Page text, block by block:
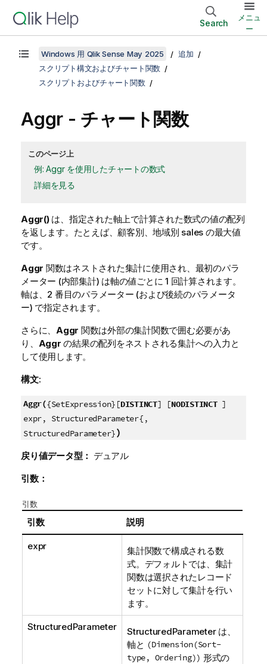
Search
メニュ
ー
Windows 用 Qlik Sense May 2025
追加
スクリプト構文およびチャート関数
スクリプトおよびチャート関数
Aggr - チャート関数
このページ上
例: Aggr を使用したチャートの数式
詳細を見る
Aggr()は、指定された軸上で計算された数式の値の配列
を返します。たとえば、顧客別、地域別 sales の最大値
です。
Aggr 関数はネストされた集計に使用され、最初のパラ
メーター (内部集計) は軸の値ごとに 1 回計算されます。
軸は、2 番目のパラメーター (および後続のパラメータ
ー) で指定されます。
さらに、 Aggr 関数は外部の集計関数で囲む必要があ
り、 Aggr の結果の配列をネストされる集計への入力と
して使用します。
構文:
Aggr({SetExpression}[DISTINCT] [NODISTINCT]
expr, StructuredParameter{,
StructuredParameter})
戻り値データ型： デュアル
引数：
引数
引数 説明
expr
集計関数で構成される数
式。デフォルトでは、集計
関数は選択されたレコード
セットに対して集計を行い
ます。
StructuredParameter StructuredParameterは、
軸と (Dimension(Sort-
type, Ordering)) 形式の